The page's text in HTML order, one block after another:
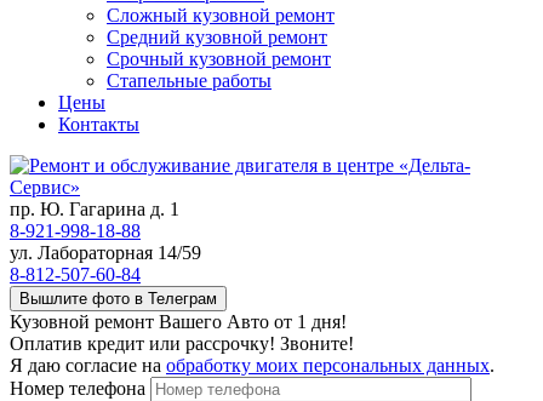
Сложный кузовной ремонт
Средний кузовной ремонт
Срочный кузовной ремонт
Стапельные работы
Цены
Контакты
пр. Ю. Гагарина д. 1
8-921-998-18-88
ул. Лабораторная 14/59
8-812-507-60-84
Вышлите фото в Телеграм
Кузовной ремонт Вашего Авто от 1 дня!
Оплатив кредит или рассрочку! Звоните!
Я даю согласие на обработку моих персональных данных.
Номер телефона